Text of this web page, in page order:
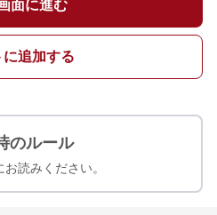
面に進む
に追加する
のルール
読みください。